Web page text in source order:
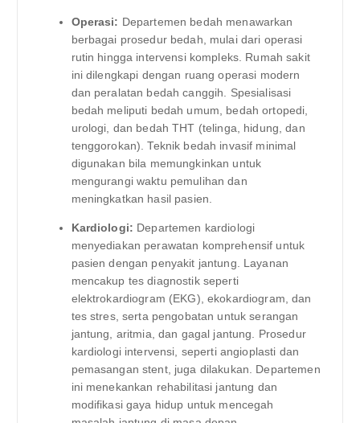
Operasi: Departemen bedah menawarkan
berbagai prosedur bedah, mulai dari operasi
rutin hingga intervensi kompleks. Rumah sakit
ini dilengkapi dengan ruang operasi modern
dan peralatan bedah canggih. Spesialisasi
bedah meliputi bedah umum, bedah ortopedi,
urologi, dan bedah THT (telinga, hidung, dan
tenggorokan). Teknik bedah invasif minimal
digunakan bila memungkinkan untuk
mengurangi waktu pemulihan dan
meningkatkan hasil pasien.
Kardiologi: Departemen kardiologi
menyediakan perawatan komprehensif untuk
pasien dengan penyakit jantung. Layanan
mencakup tes diagnostik seperti
elektrokardiogram (EKG), ekokardiogram, dan
tes stres, serta pengobatan untuk serangan
jantung, aritmia, dan gagal jantung. Prosedur
kardiologi intervensi, seperti angioplasti dan
pemasangan stent, juga dilakukan. Departemen
ini menekankan rehabilitasi jantung dan
modifikasi gaya hidup untuk mencegah